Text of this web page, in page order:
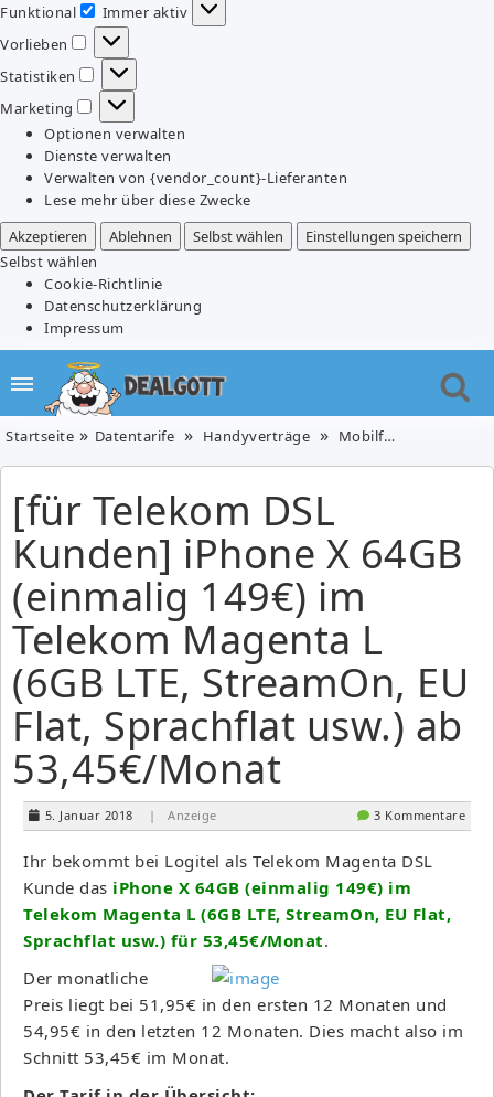
Funktional
Funktional
Immer aktiv
Vorlieben
Vorlieben
Statistiken
Statistiken
Marketing
Marketing
Optionen verwalten
Dienste verwalten
Verwalten von {vendor_count}-Lieferanten
Lese mehr über diese Zwecke
Akzeptieren
Ablehnen Selbst wählen
Einstellungen speichern
Selbst wählen
Cookie-Richtlinie
Datenschutzerklärung
Impressum
Startseite Datentarife Handyverträge Mobilfunk
[für Telekom DSL
Kunden] iPhone X 64GB
(einmalig 149€) im
Telekom Magenta L
(6GB LTE, StreamOn, EU
Flat, Sprachflat usw.) ab
53,45€/Monat
5. Januar 2018 | Anzeige 3 Kommentare
Ihr bekommt bei Logitel als Telekom Magenta DSL
Kunde das iPhone X 64GB (einmalig 149€) im
Telekom Magenta L (6GB LTE, StreamOn, EU Flat,
Sprachflat usw.) für 53,45€/Monat.
Der monatliche
Preis liegt bei 51,95€ in den ersten 12 Monaten und
54,95€ in den letzten 12 Monaten. Dies macht also im
Schnitt 53,45€ im Monat.